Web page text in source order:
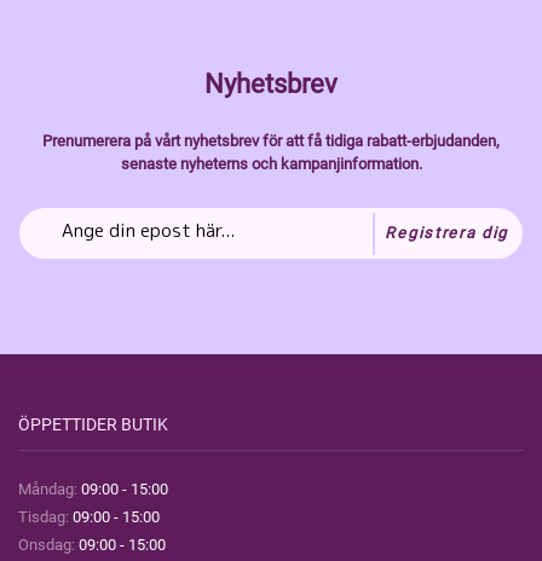
Nyhetsbrev
Prenumerera på vårt nyhetsbrev för att få tidiga rabatt-erbjudanden,
senaste nyheterns och kampanjinformation.
Registrera dig
ÖPPETTIDER BUTIK
Måndag: 09:00 - 15:00
Tisdag: 09:00 - 15:00
Onsdag: 09:00 - 15:00